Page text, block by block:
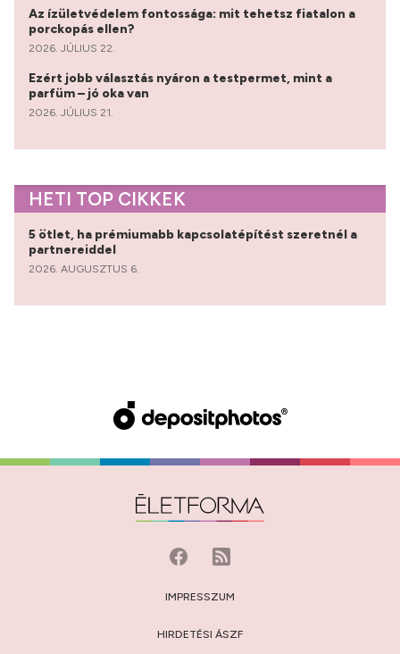
Az ízületvédelem fontossága: mit tehetsz fiatalon a
porckopás ellen?
2026. JÚLIUS 22.
Ezért jobb választás nyáron a testpermet, mint a
parfüm – jó oka van
2026. JÚLIUS 21.
HETI TOP CIKKEK
5 ötlet, ha prémiumabb kapcsolatépítést szeretnél a
partnereiddel
2026. AUGUSZTUS 6.
IMPRESSZUM
HIRDETÉSI ÁSZF